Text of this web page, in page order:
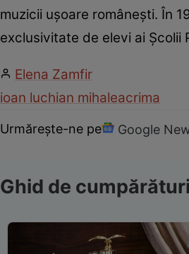
muzicii ușoare românești. În
exclusivitate de elevi ai Şcolii
Elena Zamfir
ioan luchian mihaleacrima
Urmărește-ne pe Google
Ghid de cumpărături